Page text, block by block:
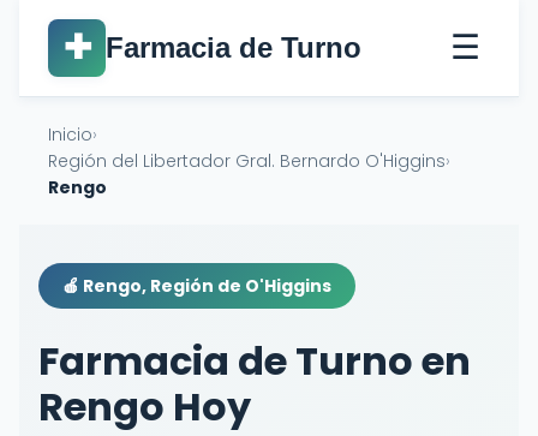
✚ Farmacia de Turno ☰
Inicio›
Región del Libertador Gral. Bernardo O'Higgins›
Rengo
🍎 Rengo, Región de O'Higgins
Farmacia de Turno en
Rengo Hoy